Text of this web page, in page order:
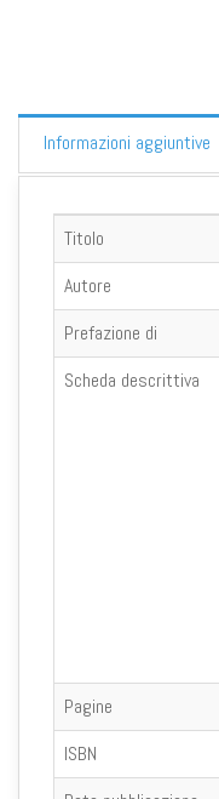
Informazioni aggiuntive
Titolo
Autore
Prefazione di
Scheda descrittiva
Pagine
ISBN